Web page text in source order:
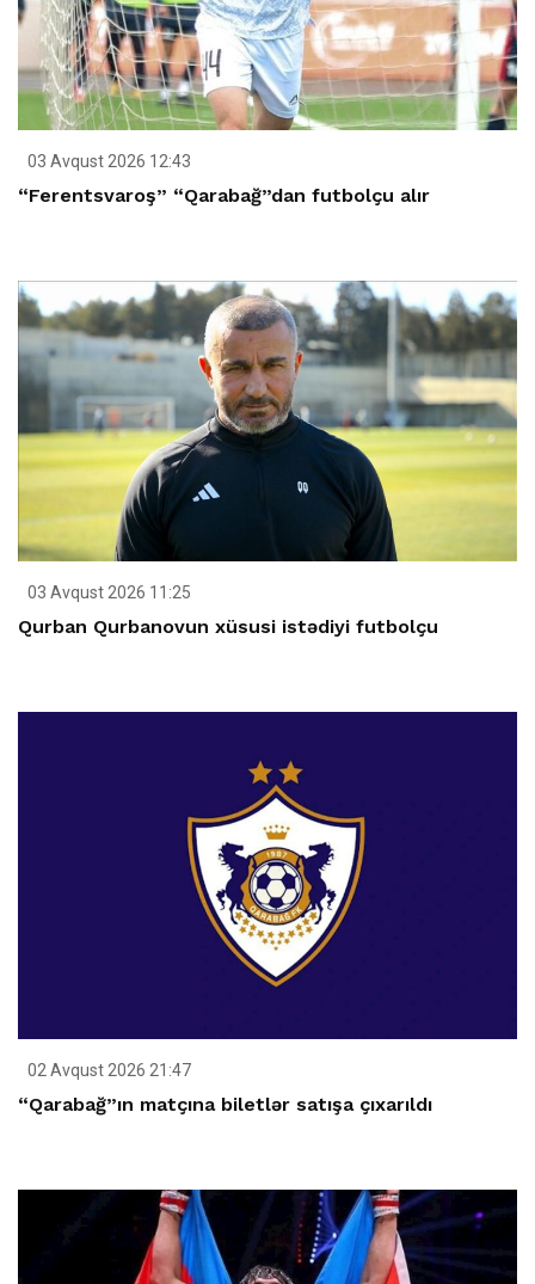
03 Avqust 2026 12:43
“Ferentsvaroş” “Qarabağ”dan futbolçu alır
03 Avqust 2026 11:25
Qurban Qurbanovun xüsusi istədiyi futbolçu
02 Avqust 2026 21:47
“Qarabağ”ın matçına biletlər satışa çıxarıldı